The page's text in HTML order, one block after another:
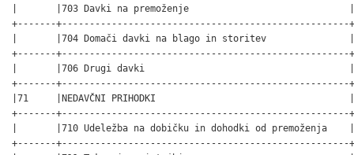
|       |703 Davki na premoženje
+-------+----------------------------------------------------
|       |704 Domači davki na blago in storitev
+-------+----------------------------------------------------
|       |706 Drugi davki
+-------+----------------------------------------------------
|71     |NEDAVČNI PRIHODKI
+-------+----------------------------------------------------
|       |710 Udeležba na dobičku in dohodki od
+-------+----------------------------------------------------